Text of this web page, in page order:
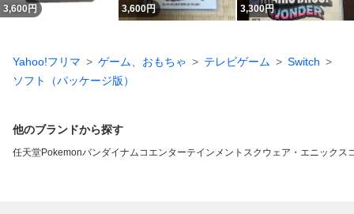
3,600 円 3,600円 3,300円
Yahoo!フリマ ゲーム、おもちゃ テレビゲーム
Switch
ソフト（パッケージ版）
他のブランドから探す
任天堂Pokemonバンダイナムコエンターテインメント スクウェア・エニックス